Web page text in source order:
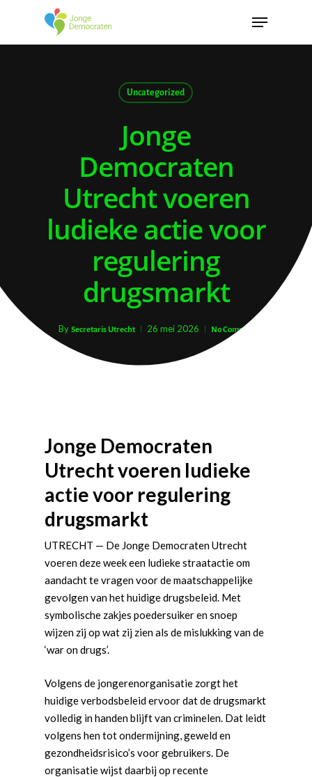
Uncategorized
Jonge
Democraten
Utrecht voeren
ludieke actie voor
regulering
drugsmarkt
BySecretaris Utrecht 26 mei 2026 No Comments
Jonge Democraten
Utrecht voeren ludieke
actie voor regulering
drugsmarkt
UTRECHT — De Jonge Democraten Utrecht
voeren deze week een ludieke straatactie om
aandacht te vragen voor de maatschappelijke
gevolgen van het huidige drugsbeleid. Met
symbolische zakjes poedersuiker en snoep
wijzen zij op wat zij zien als de mislukking van de
‘war on drugs’.
Volgens de jongerenorganisatie zorgt het
huidige verbodsbeleid ervoor dat de drugsmarkt
volledig in handen blijft van criminelen. Dat leidt
volgens hen tot ondermijning, geweld en
gezondheidsrisico’s voor gebruikers. De
organisatie wijst daarbij op recente